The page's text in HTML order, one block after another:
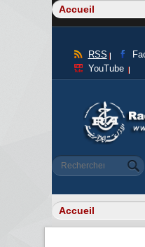
RSS
YouTube
Formulaire
Rechercher